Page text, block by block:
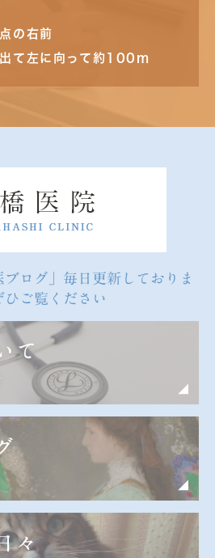
の右前
て左に向って約100m
ブログ」毎日更新しておりま
ひご覧ください